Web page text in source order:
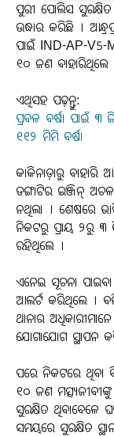
ପୁରୀ ପୋଲିସ ସୁରକ୍ଷିତ
ଉଦ୍ଧାର କରିଛି ।
ପାଇଁ IND-AP-V5-
୧୦ ଜଣ ବାହାରିଥିଲେ
ଏଥିସହ ପଢ଼ନ୍ତୁ:
ପ୍ରବଳ ବର୍ଷା ପାଇଁ ୩
୧୧୨ ମିମି ବର୍ଷା
କାକିନାଡ଼ାରୁ
ଡଙ୍ଗାଟିର ଇଞ୍ଜିନ୍
ନଥିଲା । ଶେଷରେ
ନିକଟରୁ ପ୍ରାୟ ୨ରୁ
ରହିଥିଲେ ।
ଏନେଇ ସୂଚନା
ଆଲର୍ଟ କରିଥିଲେ ।
ଥାନାର
ଯୋଗାଯୋଗ ସ୍ଥାପନ
ପରେ ନିକଟରେ ଥିବା
୧୦ ଜଣ
ସୁରକ୍ଷିତ ଥିବାବେଳେ
ସମୟରେ ସୁରକ୍ଷିତ